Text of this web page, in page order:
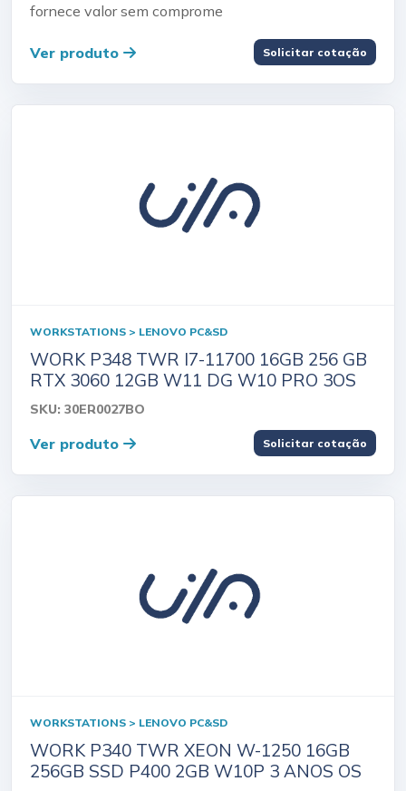
fornece valor sem comprome
Ver produto Solicitar cotação
WORKSTATIONS > LENOVO PC&SD
WORK P348 TWR I7-11700 16GB 256 GB
RTX 3060 12GB W11 DG W10 PRO 3OS
SKU: 30ER0027BO
Ver produto Solicitar cotação
WORKSTATIONS > LENOVO PC&SD
WORK P340 TWR XEON W-1250 16GB
256GB SSD P400 2GB W10P 3 ANOS OS